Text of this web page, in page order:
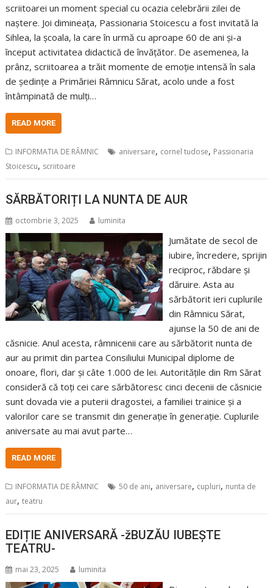
scriitoarei un moment special cu ocazia celebrării zilei de
naștere. Joi dimineața, Passionaria Stoicescu a fost invitată la
Sihlea, la școala, la care în urmă cu aproape 60 de ani și-a
început activitatea didactică de învățător. De asemenea, la
prânz, scriitoarea a trăit momente de emoție intensă în sala
de ședințe a Primăriei Râmnicu Sărat, acolo unde a fost
întâmpinată de mulți…
READ MORE
INFORMATIA DE RÂMNIC aniversare, cornel tudose, Passionaria
Stoicescu, scriitoare
SĂRBĂTORIȚI LA NUNTA DE AUR
octombrie 3, 2025 luminita
Jumătate de secol de
iubire, încredere, sprijin
reciproc, răbdare și
dăruire. Asta au
sărbătorit ieri cuplurile
din Râmnicu Sărat,
ajunse la 50 de ani de
căsnicie. Anul acesta, râmnicenii care au sărbătorit nunta de
aur au primit din partea Consiliului Municipal diplome de
onoare, flori, dar și câte 1.000 de lei. Autoritățile din Rm Sărat
consideră că toți cei care sărbătoresc cinci decenii de căsnicie
sunt dovada vie a puterii dragostei, a familiei trainice și a
valorilor care se transmit din generație în generație. Cuplurile
aniversate au mai avut parte…
READ MORE
INFORMATIA DE RÂMNIC 50 de ani, aniversare, cupluri, nunta de
aur,teatru
EDIȚIE ANIVERSARĂ -žBUZĂU IUBEȘTE
TEATRU-
mai 23, 2025 luminita